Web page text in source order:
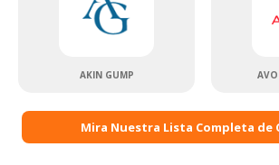
Nuestros clientes de Granada